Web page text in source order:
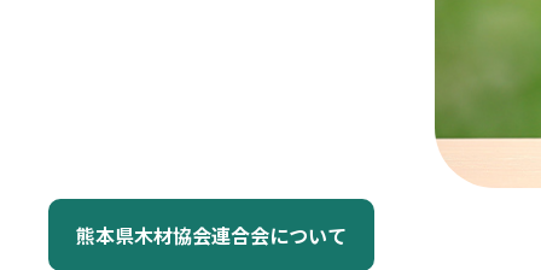
熊本県木材協会連合会について